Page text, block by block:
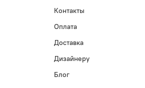
Контакты
Оплата
Доставка
Дизайнеру
Блог